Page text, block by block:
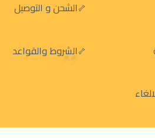
الشحن و التوصيل
الشروط والقواعد